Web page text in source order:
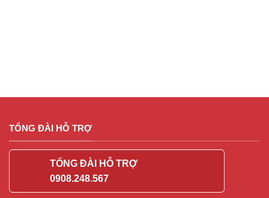
TỔNG ĐÀI HỖ TRỢ
TỔNG ĐÀI HỖ TRỢ
0908.248.567